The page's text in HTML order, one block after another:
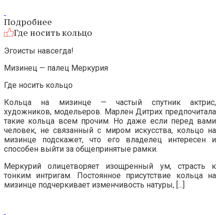
Подробнее
Где носить кольцо
Эгоисты навсегда!
Мизинец — палец Меркурия
Где носить кольцо
Кольца на мизинце — частый спутник актрис,
художников, модельеров. Марлен Дитрих предпочитала
такие кольца всем прочим. Но даже если перед вами
человек, не связанный с миром искусства, кольцо на
мизинце подскажет, что его владелец интересен и
способен выйти за общепринятые рамки.
Меркурий олицетворяет изощренный ум, страсть к
тонким интригам. Постоянное присутствие кольца на
мизинце подчеркивает изменчивость натуры, [...]